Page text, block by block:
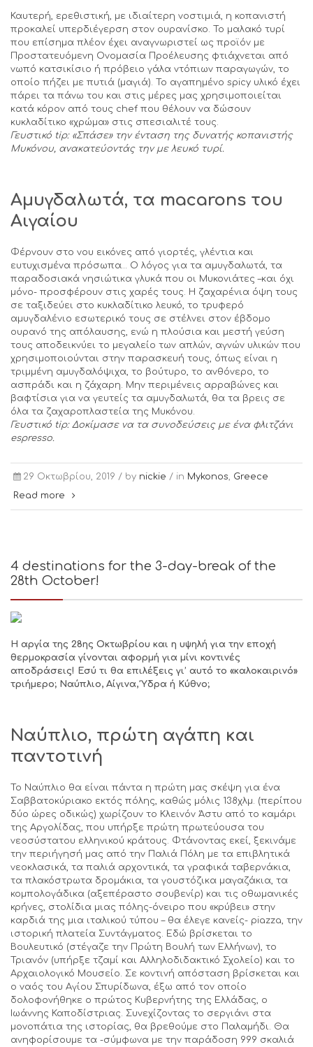
Καυτερή, ερεθιστική, με ιδιαίτερη νοστιμιά, η κοπανιστή
προκαλεί υπερδιέγερση στον ουρανίσκο. Το μαλακό τυρί
που επίσημα πλέον έχει αναγνωριστεί ως προϊόν με
Προστατευόμενη Ονομασία Προέλευσης φτιάχνεται από
νωπό κατσικίσιο ή πρόβειο γάλα ντόπιων παραγωγών, το
οποίο πήζει με πυτιά (μαγιά). Το αγαπημένο spicy υλικό έχει
πάρει τα πάνω του και στις μέρες μας χρησιμοποιείται
κατά κόρον από τους chef που θέλουν να δώσουν
κυκλαδίτικο «χρώμα» στις σπεσιαλιτέ τους.
Γευστικό tip: «Σπάσε» την ένταση της δυνατής κοπανιστής
Μυκόνου, ανακατεύοντάς την με λευκό τυρί.
Αμυγδαλωτά, τα macarons του
Αιγαίου
Φέρνουν στο νου εικόνες από γιορτές, γλέντια και
ευτυχισμένα πρόσωπα… Ο λόγος για τα αμυγδαλωτά, τα
παραδοσιακά νησιώτικα γλυκά που οι Μυκονιάτες –και όχι
μόνο- προσφέρουν στις χαρές τους. Η ζαχαρένια όψη τους
σε ταξιδεύει στο κυκλαδίτικο λευκό, το τρυφερό
αμυγδαλένιο εσωτερικό τους σε στέλνει στον έβδομο
ουρανό της απόλαυσης, ενώ η πλούσια και μεστή γεύση
τους αποδεικνύει το μεγαλείο των απλών, αγνών υλικών που
χρησιμοποιούνται στην παρασκευή τους, όπως είναι η
τριμμένη αμυγδαλόψιχα, το βούτυρο, το ανθόνερο, το
ασπράδι και η ζάχαρη. Μην περιμένεις αρραβώνες και
βαφτίσια για να γευτείς τα αμυγδαλωτά, θα τα βρεις σε
όλα τα ζαχαροπλαστεία της Μυκόνου.
Γευστικό tip: Δοκίμασε να τα συνοδεύσεις με ένα φλιτζάνι
espresso.
29 Οκτωβρίου, 2019 / by nickie / in Mykonos
Greece
Read more
4 destinations for the 3-day-break of the
28th October!
Η αργία της 28ης Οκτωβρίου και η υψηλή για την εποχή
θερμοκρασία γίνονται αφορμή για μίνι κοντινές
αποδράσεις! Εσύ τι θα επιλέξεις γι’ αυτό το «καλοκαιρινό»
τριήμερο; Ναύπλιο, Αίγινα, Ύδρα ή Κύθνο;
Ναύπλιο, πρώτη αγάπη και
παντοτινή
Το Ναύπλιο θα είναι πάντα η πρώτη μας σκέψη για ένα
Σαββατοκύριακο εκτός πόλης, καθώς μόλις 138χλμ. (περίπου
δύο ώρες οδικώς) χωρίζουν το Κλεινόν Άστυ από το καμάρι
της Αργολίδας, που υπήρξε πρώτη πρωτεύουσα του
νεοσύστατου ελληνικού κράτους. Φτάνοντας εκεί, ξεκινάμε
την περιήγησή μας από την Παλιά Πόλη με τα επιβλητικά
νεοκλασικά, τα παλιά αρχοντικά, τα γραφικά ταβερνάκια,
τα πλακόστρωτα δρομάκια, τα γουστόζικα μαγαζάκια, τα
κομπολογάδικα (αξεπέραστο σουβενίρ) και τις οθωμανικές
κρήνες, στολίδια μιας πόλης-όνειρο που «κρύβει» στην
καρδιά της μια ιταλικού τύπου – θα έλεγε κανείς- piazza, την
ιστορική πλατεία Συντάγματος. Εδώ βρίσκεται το
Βουλευτικό (στέγαζε την Πρώτη Βουλή των Ελλήνων), το
Τριανόν (υπήρξε τζαμί και Αλληλοδιδακτικό Σχολείο) και το
Αρχαιολογικό Μουσείο. Σε κοντινή απόσταση βρίσκεται και
ο ναός του Αγίου Σπυρίδωνα, έξω από τον οποίο
δολοφονήθηκε ο πρώτος Κυβερνήτης της Ελλάδας, ο
Ιωάννης Καποδίστριας. Συνεχίζοντας το σεργιάνι στα
μονοπάτια της ιστορίας, θα βρεθούμε στο Παλαμήδι. Θα
ανηφορίσουμε τα -σύμφωνα με την παράδοση 999 σκαλιά